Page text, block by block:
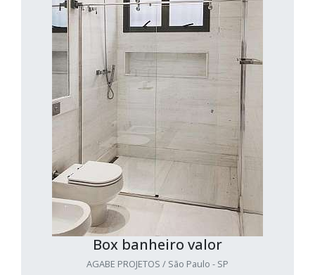
Box banheiro valor
AGABE PROJETOS / São Paulo - SP